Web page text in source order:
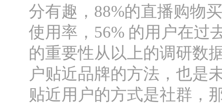
分有趣，88%的直播购物
使用率，56% 的用户在过
的重要性从以上的调研数
户贴近品牌的方法，也是
贴近用户的方式是社群，